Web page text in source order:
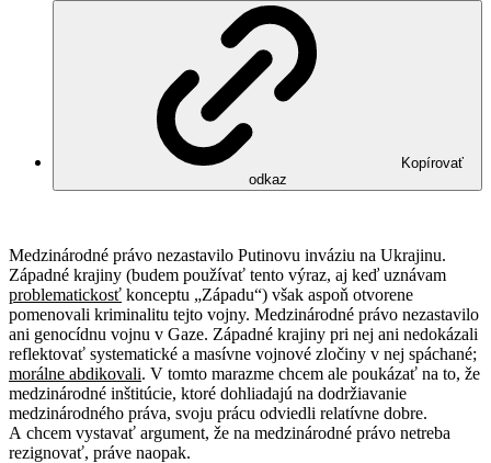
Kopírovať
odkaz
Medzinárodné právo nezastavilo Putinovu inváziu na Ukrajinu.
Západné krajiny (budem používať tento výraz, aj keď uznávam
problematickosť konceptu „Západu“) však aspoň otvorene
pomenovali kriminalitu tejto vojny. Medzinárodné právo nezastavilo
ani genocídnu vojnu v Gaze. Západné krajiny pri nej ani nedokázali
reflektovať systematické a masívne vojnové zločiny v nej spáchané;
morálne abdikovali. V tomto marazme chcem ale poukázať na to, že
medzinárodné inštitúcie, ktoré dohliadajú na dodržiavanie
medzinárodného práva, svoju prácu odviedli relatívne dobre.
A chcem vystavať argument, že na medzinárodné právo netreba
rezignovať, práve naopak.